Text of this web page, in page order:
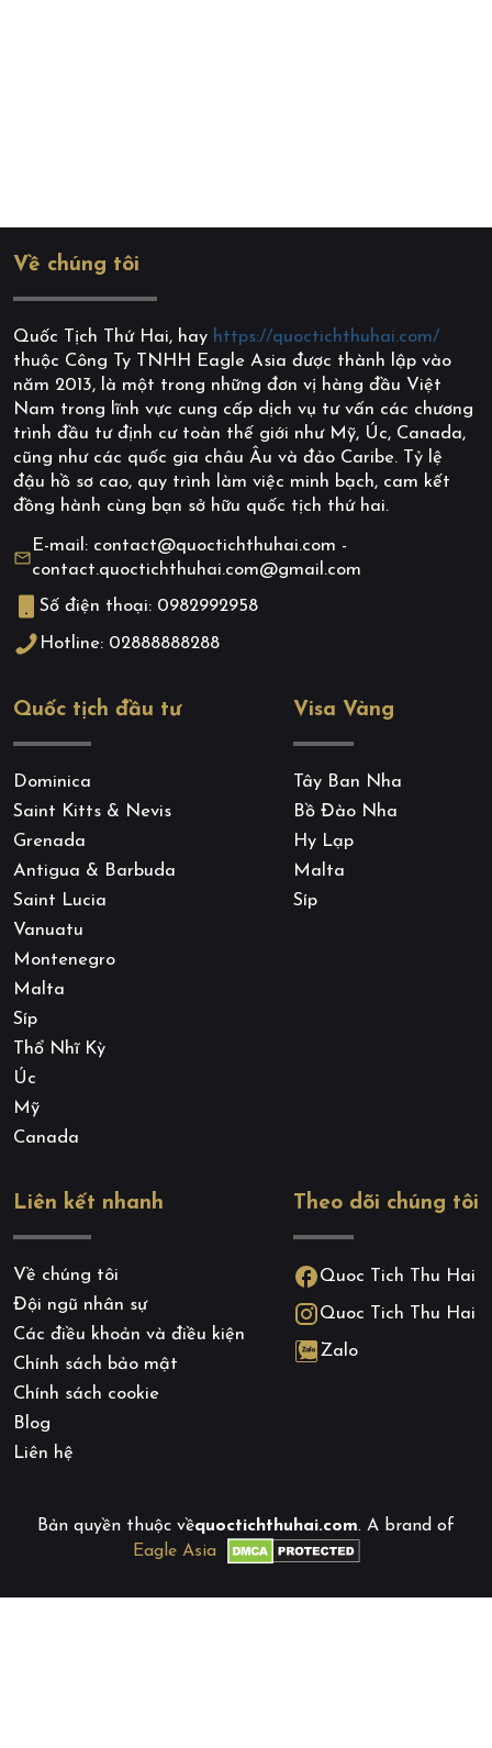
Về chúng tôi
Quốc Tịch Thứ Hai, hay https://quoctichthuhai.com/
thuộc Công Ty TNHH Eagle Asia được thành lập vào
năm 2013, là một trong những đơn vị hàng đầu Việt
Nam trong lĩnh vực cung cấp dịch vụ tư vấn các chương
trình đầu tư định cư toàn thế giới như Mỹ, Úc, Canada,
cũng như các quốc gia châu Âu và đảo Caribe. Tỷ lệ
đậu hồ sơ cao, quy trình làm việc minh bạch, cam kết
đồng hành cùng bạn sở hữu quốc tịch thứ hai.
E-mail: contact@quoctichthuhai.com -
contact.quoctichthuhai.com@gmail.com
Số điện thoại: 0982992958
Hotline: 02888888288
Quốc tịch đầu tư
Dominica
Saint Kitts & Nevis
Grenada
Antigua & Barbuda
Saint Lucia
Vanuatu
Montenegro
Malta
Síp
Thổ Nhĩ Kỳ
Úc
Mỹ
Canada
Visa Vàng
Tây Ban Nha
Bồ Đào Nha
Hy Lạp
Malta
Síp
Liên kết nhanh
Về chúng tôi
Đội ngũ nhân sự
Các điều khoản và điều kiện
Chính sách bảo mật
Chính sách cookie
Blog
Liên hệ
Theo dõi chúng tôi
Quoc Tich Thu Hai
Quoc Tich Thu Hai
Zalo
Bản quyền thuộc vềquoctichthuhai.com. A brand of
Eagle Asia